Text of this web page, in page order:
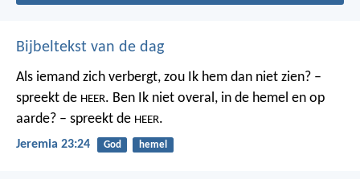
Bijbeltekst van de dag
Als iemand zich verbergt, zou Ik hem dan niet zien? –
spreekt de HEER. Ben Ik niet overal, in de hemel en op
aarde? – spreekt de HEER.
Jeremia 23:24 God hemel